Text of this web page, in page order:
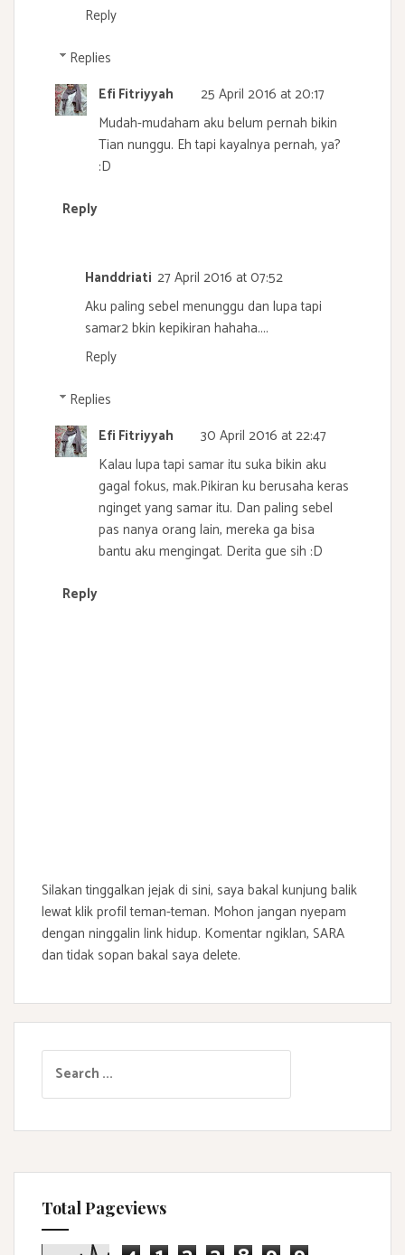
Reply
Replies
Efi Fitriyyah
25 April 2016 at 20:17
Mudah-mudaham aku belum pernah bikin
Tian nunggu. Eh tapi kayalnya pernah, ya?
:D
Reply
Handdriati 27 April 2016 at 07:52
Aku paling sebel menunggu dan lupa tapi
samar2 bkin kepikiran hahaha....
Reply
Replies
Efi Fitriyyah
30 April 2016 at 22:47
Kalau lupa tapi samar itu suka bikin aku
gagal fokus, mak.Pikiran ku berusaha keras
nginget yang samar itu. Dan paling sebel
pas nanya orang lain, mereka ga bisa
bantu aku mengingat. Derita gue sih :D
Reply
Silakan tinggalkan jejak di sini, saya bakal kunjung balik
lewat klik profil teman-teman. Mohon jangan nyepam
dengan ninggalin link hidup. Komentar ngiklan, SARA
dan tidak sopan bakal saya delete.
a
r
h
o
r
Total Pageviews